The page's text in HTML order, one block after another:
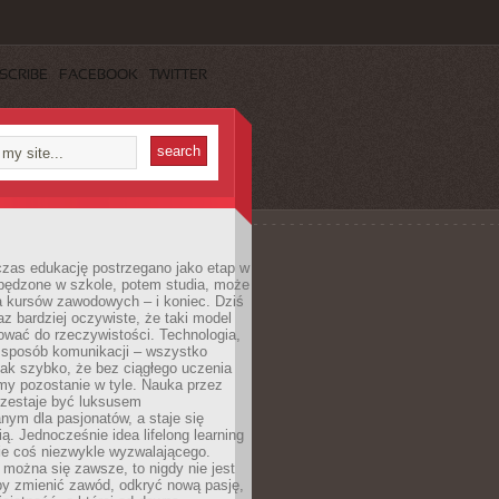
FACEBOOK TWITTER
edukację postrzegano jako etap w
w szkole, potem studia, może
kursów zawodowych – i koniec. Dziś
bardziej oczywiste, że taki model
do rzeczywistości. Technologia,
komunikacji – wszystko
szybko, że bez ciągłego uczenia
pozostanie w tyle. Nauka przez
być luksusem
dla pasjonatów, a staje się
Jednocześnie idea lifelong learning
coś niezwykle wyzwalającego.
się zawsze, to nigdy nie jest
zmienić zawód, odkryć nową pasję,